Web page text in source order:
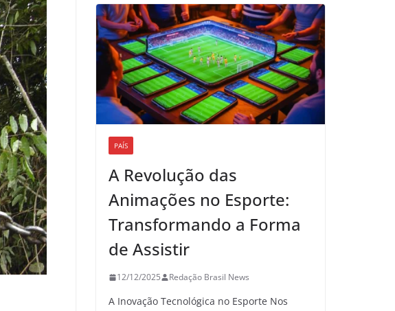
PAÍS
A Revolução das
Animações no Esporte:
Transformando a Forma
de Assistir
12/12/2025 Redação Brasil News
A Inovação Tecnológica no Esporte Nos